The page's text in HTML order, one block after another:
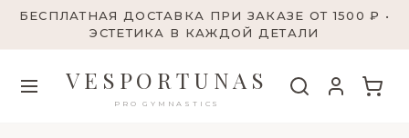
БЕСПЛАТНАЯ ДОСТАВКА ПРИ ЗАКАЗЕ ОТ 1500 ₽ •
ЭСТЕТИКА В КАЖДОЙ ДЕТАЛИ
VESPORTUNAS
PRO GYMNASTICS